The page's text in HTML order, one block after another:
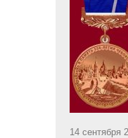
14 сентября